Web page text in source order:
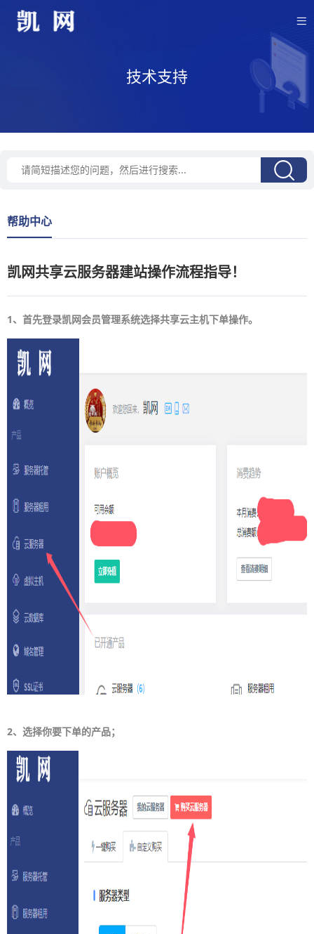
技术支持
帮助中心
凯网共享云服务器建站操作流程指导！
1、首先登录凯网会员管理系统选择共享云主机下单操作。
2、选择你要下单的产品；